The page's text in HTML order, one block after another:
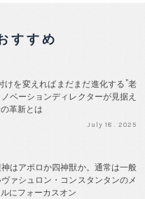
すすめ
けを変えればまだまだ進化する"老
ベーションディレクターが見据え
革新とは
July 18 . 2025
はアポロか四神獣か。通常は一般
ァシュロン・コンスタンタンのメ
にフォーカスオン